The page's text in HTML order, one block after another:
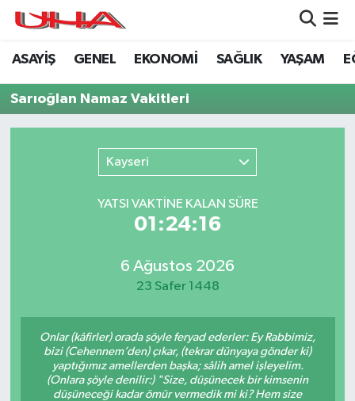
ASAYİŞ GENEL EKONOMİ SAĞLIK YAŞAM
Sarıoğlan Namaz Vakitleri
Kayseri
YATSI VAKTİNE KALAN SÜRE
01:24:16
6 Ağustos 2026
23 Safer 1448
Onlar (kâfirler) orada şöyle feryad ederler: Ey Rabbimiz,
bizi (Cehennem’den) çıkar, (tekrar dünyaya gönder ki)
yaptığımız amellerden başka; sâlih amel işleyelim.
(Onlara şöyle denilir:) "Size, düşünecek bir kimsenin
düşüneceği kadar ömür vermedik mi ki? Hem size
ASAYİŞ
GÜNDEM
LEZETLERİMİZ
EĞİTİM
ÇEVRE
Nöbetçi Eczaneler
Hava Durumu
Puan Durumu ve Fikstür
Tüm Manşetler
Haber Arşivi